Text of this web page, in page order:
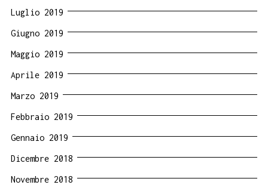
Luglio 2019
Giugno 2019
Maggio 2019
Aprile 2019
Marzo 2019
Febbraio 2019
Gennaio 2019
Dicembre 2018
Novembre 2018